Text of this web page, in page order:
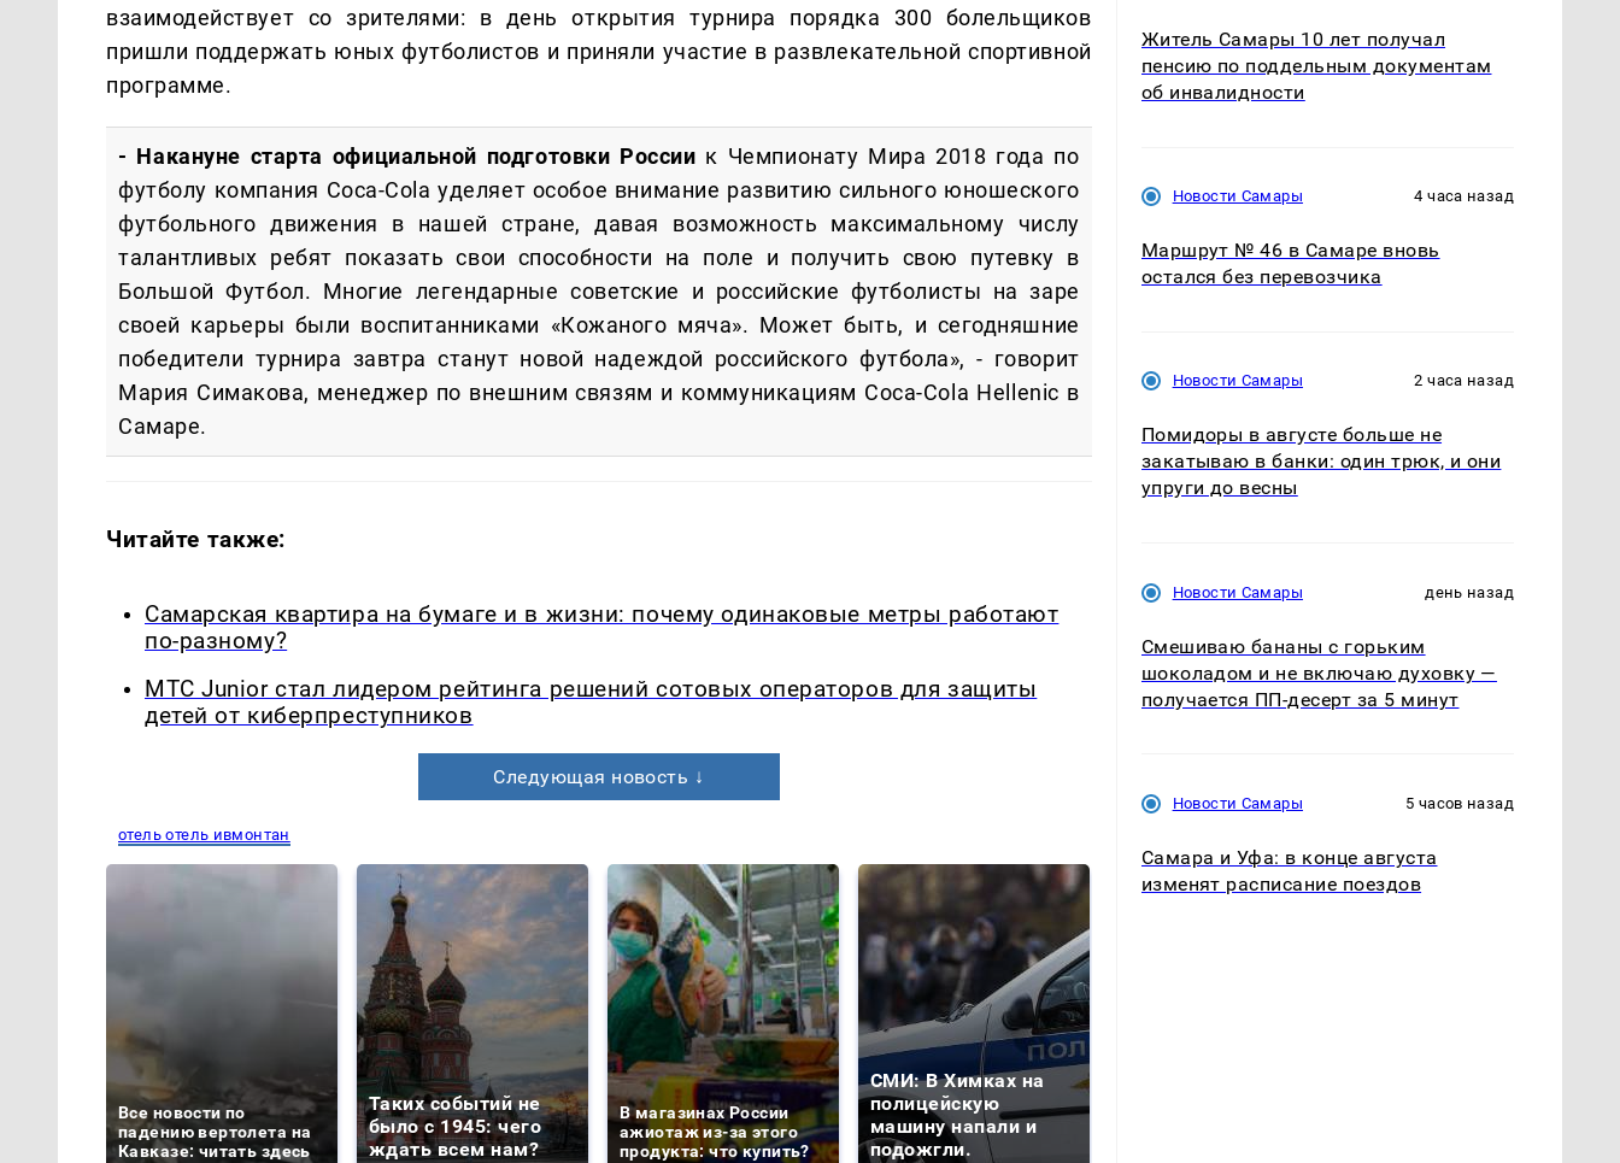
взаимодействует со зрителями: в день открытия турнира порядка 300 болельщиков
пришли поддержать юных футболистов и приняли участие в развлекательной спортивной
программе.
- Накануне старта официальной подготовки России к Чемпионату Мира 2018 года по
футболу компания Coca-Cola уделяет особое внимание развитию сильного юношеского
футбольного движения в нашей стране, давая возможность максимальному числу
талантливых ребят показать свои способности на поле и получить свою путевку в
Большой Футбол. Многие легендарные советские и российские футболисты на заре
своей карьеры были воспитанниками «Кожаного мяча». Может быть, и сегодняшние
победители турнира завтра станут новой надеждой российского футбола», - говорит
Мария Симакова, менеджер по внешним связям и коммуникациям Coca-Cola Hellenic в
Самаре.
Читайте также:
Самарская квартира на бумаге и в жизни: почему одинаковые метры работают
по-разному?
МТС Junior стал лидером рейтинга решений сотовых операторов для защиты
детей от киберпреступников
Следующая новость ↓
отель отель ивмонтан
Все новости по
падению вертолета на
Кавказе: читать здесь
Таких событий не
было с 1945: чего
ждать всем нам?
В магазинах России
ажиотаж из-за этого
продукта: что купить?
СМИ: В Химках на
полицейскую
машину напали и
подожгли.
Житель Самары 10 лет получал
пенсию по поддельным документам
об инвалидности
Новости Самары 4 часа назад
Маршрут № 46 в Самаре вновь
остался без перевозчика
Новости Самары 2 часа назад
Помидоры в августе больше не
закатываю в банки: один трюк, и они
упруги до весны
Новости Самары день назад
Смешиваю бананы с горьким
шоколадом и не включаю духовку —
получается ПП-десерт за 5 минут
Новости Самары 5 часов назад
Самара и Уфа: в конце августа
изменят расписание поездов